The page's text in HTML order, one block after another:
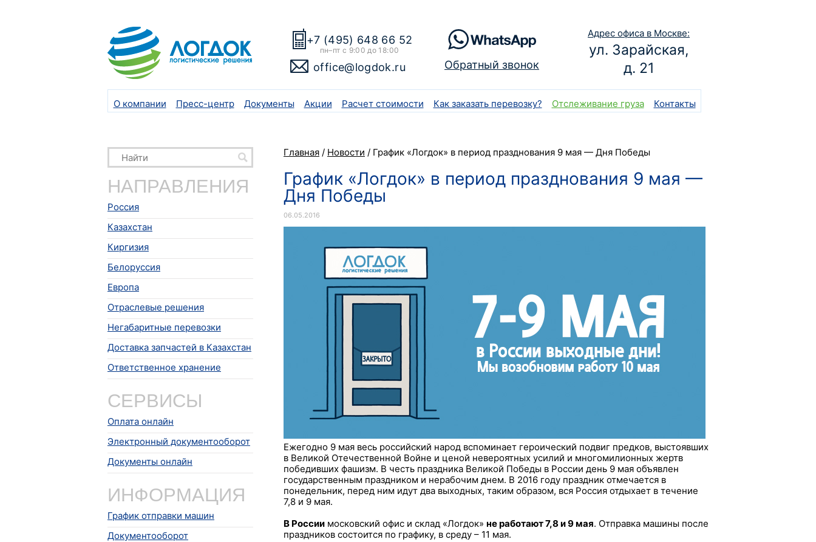
+7 (495) 648 66 52
пн–пт с 9:00 до 18:00
office@logdok.ru Обратный звонок
Адрес офиса в Москве:
ул. Зарайская,
д. 21
О компании Пресс-центр Документы Акции Расчет стоимости Как заказать перевозку? Отслеживание груза Контакты
НАПРАВЛЕНИЯ
Россия
Казахстан
Киргизия
Белоруссия
Европа
Отраслевые решения
Негабаритные перевозки
Доставка запчастей в Казахстан
Ответственное хранение
СЕРВИСЫ
Оплата онлайн
Электронный документооборот
Документы онлайн
ИНФОРМАЦИЯ
График отправки машин
Документооборот
Главная / Новости / График «Логдок» в период празднования 9 мая — Дня Победы
График «Логдок» в период празднования 9 мая —
Дня Победы
06.05.2016
Ежегодно 9 мая весь российский народ вспоминает героический подвиг предков, выстоявших
в Великой Отечественной Войне и ценой невероятных усилий и многомилионных жертв
победивших фашизм. В честь праздника Великой Победы в России день 9 мая объявлен
государственным праздником и нерабочим днем. В 2016 году праздник отмечается в
понедельник, перед ним идут два выходных, таким образом, вся Россия отдыхает в течение
7,8 и 9 мая.
В России московский офис и склад «Логдок» не работают 7,8 и 9 мая. Отправка машины после
праздников состоится по графику, в среду – 11 мая.